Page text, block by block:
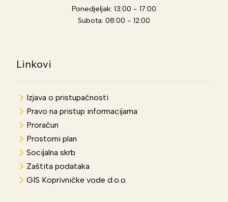
Ponedjeljak: 13:00 - 17:00
Subota: 08:00 - 12:00
Linkovi
Izjava o pristupačnosti
Pravo na pristup informacijama
Proračun
Prostorni plan
Socijalna skrb
Zaštita podataka
GIS Koprivničke vode d.o.o.